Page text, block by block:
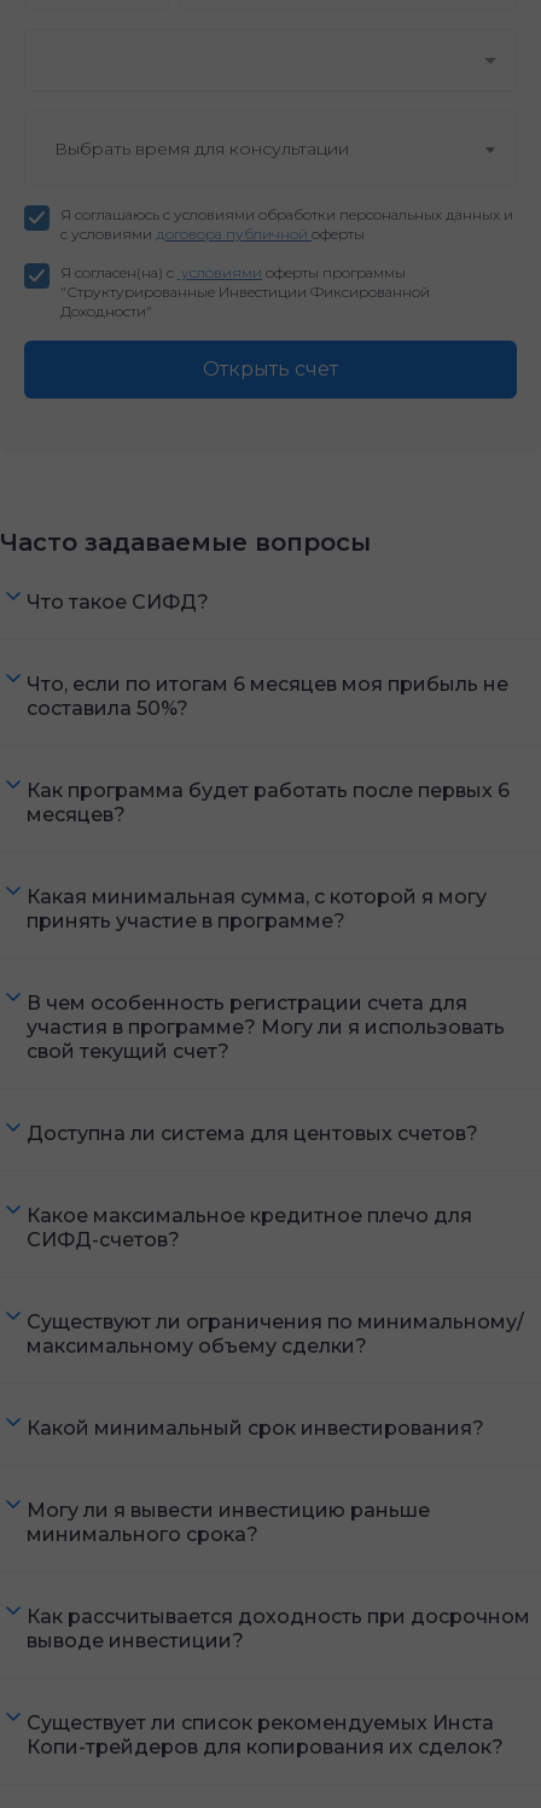
Выбрать время для консультации
Я соглашаюсь с условиями обработки персональных данных и
с условиями договора публичной оферты
Я согласен(на) с условиями оферты программы
"Структурированные Инвестиции Фиксированной
Доходности"
Открыть счет
Часто задаваемые вопросы
Что такое СИФД?
Что, если по итогам 6 месяцев моя прибыль не
составила 50%?
Как программа будет работать после первых 6
месяцев?
Какая минимальная сумма, с которой я могу
принять участие в программе?
В чем особенность регистрации счета для
участия в программе? Могу ли я использовать
свой текущий счет?
Доступна ли система для центовых счетов?
Какое максимальное кредитное плечо для
СИФД-счетов?
Существуют ли ограничения по минимальному/
максимальному объему сделки?
Какой минимальный срок инвестирования?
Могу ли я вывести инвестицию раньше
минимального срока?
Как рассчитывается доходность при досрочном
выводе инвестиции?
Существует ли список рекомендуемых Инста
Копи-трейдеров для копирования их сделок?